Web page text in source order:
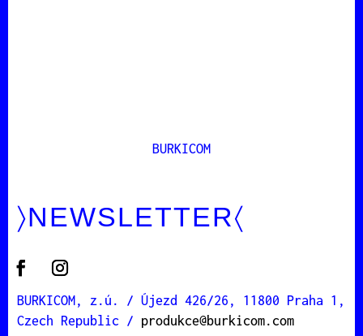
BURKICOM
〉NEWSLETTER〈
BURKICOM, z.ú. / Újezd 426/26, 11800 Praha 1,
Czech Republic / produkce@burkicom.com